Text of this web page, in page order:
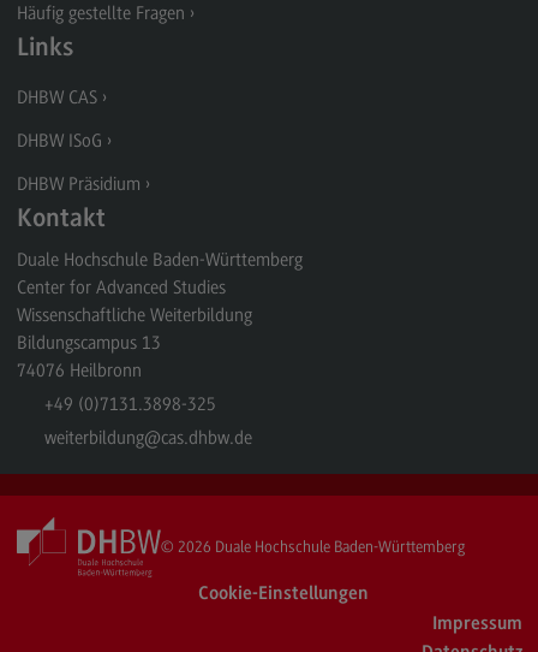
Häufig gestellte Fragen
Links
DHBW CAS
DHBW ISoG
DHBW Präsidium
Kontakt
Duale Hochschule Baden-Württemberg
Center for Advanced Studies
Wissenschaftliche Weiterbildung
Bildungscampus 13
74076 Heilbronn
+49 (0)7131.3898-325
weiterbildung@cas.dhbw.de
© 2026 Duale Hochschule Baden-Württemberg
Cookie-Einstellungen
Impressum